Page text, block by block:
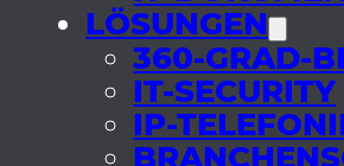
LÖSUNGEN
360-GRAD-
IT-SECURITY
IP-